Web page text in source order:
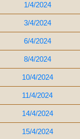
1/4/2024
3/4/2024
6/4/2024
8/4/2024
10/4/2024
11/4/2024
14/4/2024
15/4/2024